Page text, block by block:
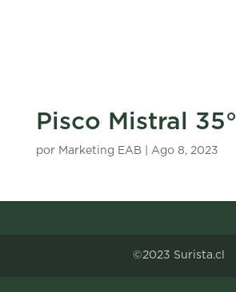
Pisco Mistral 35°
por Marketing EAB| Ago 8, 2023
©2023 Surista.cl